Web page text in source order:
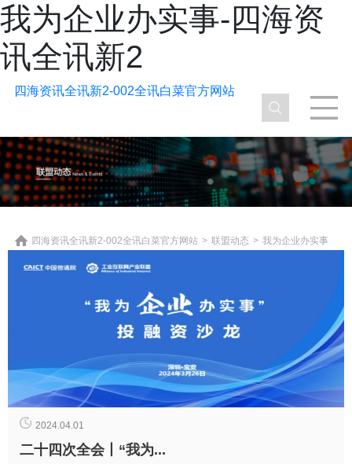
我为企业办实事-四海资
讯全讯新2
四海资讯全讯新2-002全讯白菜官方网站
四海资讯全讯新2-002全讯白菜官方网站 > 联盟动态 > 我为企业办实事
2024.04.01
二十四次全会丨“我为...